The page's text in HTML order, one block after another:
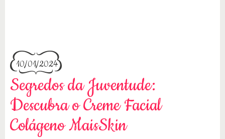
10/01/2024
Segredos da Juventude:
Descubra o Creme Facial
Colágeno MaisSkin